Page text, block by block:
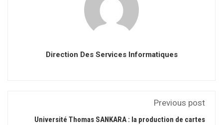
Direction Des Services Informatiques
Previous post
Université Thomas SANKARA : la production de cartes